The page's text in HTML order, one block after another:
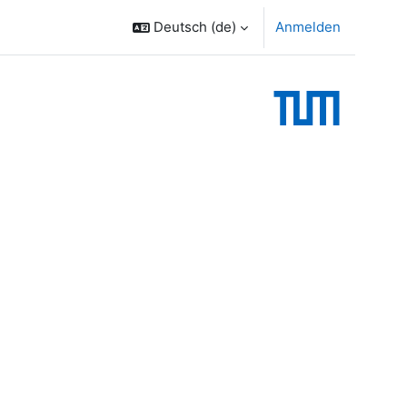
Deutsch ‎(de)‎ Anmelden